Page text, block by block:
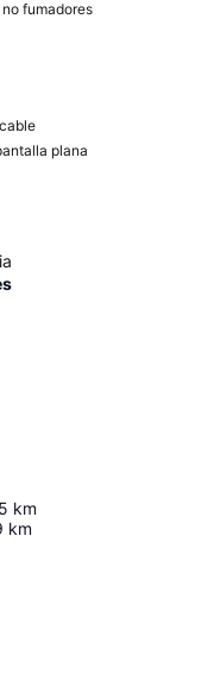
fumadores
plana
km
km